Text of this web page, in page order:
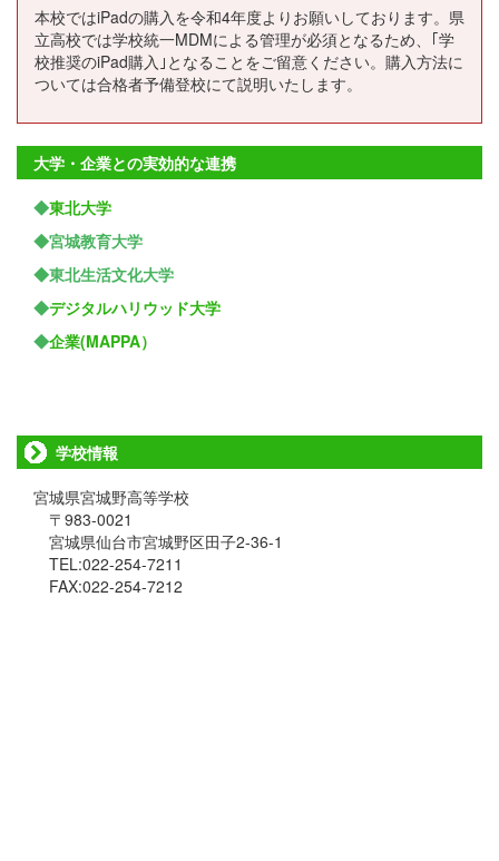
本校ではiPadの購入を令和4年度よりお願いしております。県
立高校では学校統一MDMによる管理が必須となるため、｢学
校推奨のiPad購入｣となることをご留意ください。購入方法に
ついては合格者予備登校にて説明いたします。
大学・企業との実効的な連携
◆東北大学
◆宮城教育大学
◆東北生活文化大学
◆デジタルハリウッド大学
◆企業(MAPPA）
学校情報
宮城県宮城野高等学校
〒983-0021
宮城県仙台市宮城野区田子2-36-1
TEL:022-254-7211
FAX:022-254-7212